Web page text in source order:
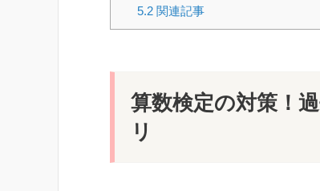
5.2関連記事
算数検定の対策！
リ